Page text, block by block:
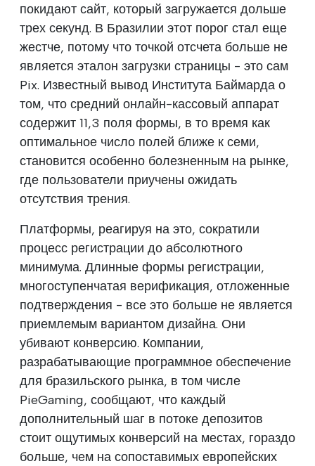
покидают сайт, который загружается дольше
трех секунд. В Бразилии этот порог стал еще
жестче, потому что точкой отсчета больше не
является эталон загрузки страницы - это сам
Pix. Известный вывод Института Баймарда о
том, что средний онлайн-кассовый аппарат
содержит 11,3 поля формы, в то время как
оптимальное число полей ближе к семи,
становится особенно болезненным на рынке,
где пользователи приучены ожидать
отсутствия трения.
Платформы, реагируя на это, сократили
процесс регистрации до абсолютного
минимума. Длинные формы регистрации,
многоступенчатая верификация, отложенные
подтверждения - все это больше не является
приемлемым вариантом дизайна. Они
убивают конверсию. Компании,
разрабатывающие программное обеспечение
для бразильского рынка, в том числе
PieGaming, сообщают, что каждый
дополнительный шаг в потоке депозитов
стоит ощутимых конверсий на местах, гораздо
больше, чем на сопоставимых европейских